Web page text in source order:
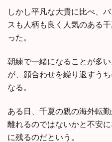
しかし平凡な大貴に比べ、
スも人柄も良く人気のある
った。
朝練で一緒になることが多
が、顔合わせを繰り返すう
なる。
ある日、千夏の親の海外転
離れるのではないかと不安
に残るのだという。